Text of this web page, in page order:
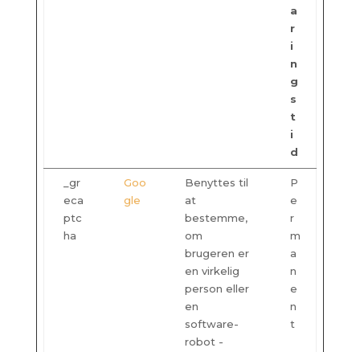
a
r
i
n
g
s
t
i
d
_gr
eca
ptc
ha
Goo
gle
Benyttes til
at
bestemme,
om
brugeren er
en virkelig
person eller
en
software-
robot -
P
e
r
m
a
n
e
n
t